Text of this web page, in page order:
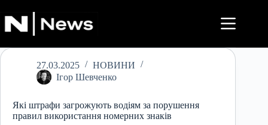
до
вмісту
27.03.2025
НОВИНИ
Ігор Шевченко
Які штрафи загрожують водіям за порушення
правил використання номерних знаків